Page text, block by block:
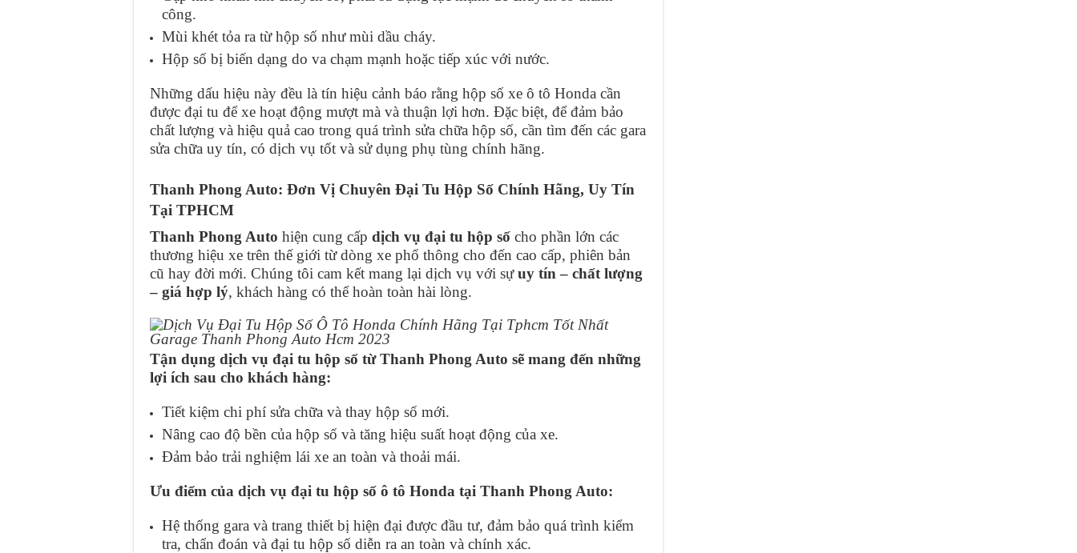
công.
Mùi khét tỏa ra từ hộp số như mùi dầu cháy.
Hộp số bị biến dạng do va chạm mạnh hoặc tiếp xúc với nước.
Những dấu hiệu này đều là tín hiệu cảnh báo rằng hộp số xe ô tô Honda cần
được đại tu để xe hoạt động mượt mà và thuận lợi hơn. Đặc biệt, để đảm bảo
chất lượng và hiệu quả cao trong quá trình sửa chữa hộp số, cần tìm đến các gara
sửa chữa uy tín, có dịch vụ tốt và sử dụng phụ tùng chính hãng.
Thanh Phong Auto: Đơn Vị Chuyên Đại Tu Hộp Số Chính Hãng, Uy Tín
Tại TPHCM
Thanh Phong Auto hiện cung cấp dịch vụ đại tu hộp số cho phần lớn các
thương hiệu xe trên thế giới từ dòng xe phổ thông cho đến cao cấp, phiên bản
cũ hay đời mới. Chúng tôi cam kết mang lại dịch vụ với sựuy tín – chất lượng
– giá hợp lý, khách hàng có thể hoàn toàn hài lòng.
Tận dụng dịch vụ đại tu hộp số từ Thanh Phong Auto sẽ mang đến những
lợi ích sau cho khách hàng:
Tiết kiệm chi phí sửa chữa và thay hộp số mới.
Nâng cao độ bền của hộp số và tăng hiệu suất hoạt động của xe.
Đảm bảo trải nghiệm lái xe an toàn và thoải mái.
Ưu điểm của dịch vụ đại tu hộp số ô tô Honda tại Thanh Phong Auto:
Hệ thống gara và trang thiết bị hiện đại được đầu tư, đảm bảo quá trình kiểm
tra, chẩn đoán và đại tu hộp số diễn ra an toàn và chính xác.